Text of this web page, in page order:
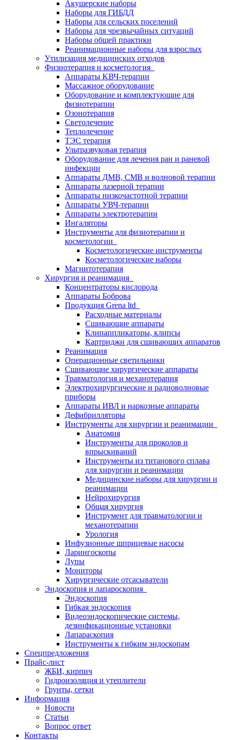
Акушерские наборы
Наборы для ГИБДД
Наборы для сельских поселений
Наборы для чрезвычайных ситуаций
Наборы общей практики
Реанимационные наборы для взрослых
Утилизация медицинских отходов
Физиотерапия и косметология
Аппараты KВЧ-терапии
Массажное оборудование
Оборудование и комплектующие для
физиотерапии
Озонотерапия
Светолечение
Теплолечение
ТЭС терапия
Ультразвуковая терапия
Оборудование для лечения ран и раневой
инфекции
Аппараты ДМВ, СМВ и волновой терапии
Аппараты лазерной терапии
Аппараты низкочастотной терапии
Аппараты УВЧ-терапии
Аппараты электротерапии
Ингаляторы
Инструменты для физиотерапии и
косметологии
Косметологические инструменты
Косметологические наборы
Магнитотерапия
Хирургия и реанимация
Концентраторы кислорода
Аппараты Боброва
Продукция Grena ltd
Расходные материалы
Сшивающие аппараты
Клипаппликаторы, клипсы
Картриджи для сшивающих аппаратов
Реанимация
Операционные светильники
Сшивающие хирургические аппараты
Травматология и механотерапия
Электрохирургические и радиоволновые
приборы
Аппараты ИВЛ и наркозные аппараты
Дефибрилляторы
Инструменты для хирургии и реанимации
Анатомия
Инструменты для проколов и
впрыскиваний
Инструменты из титанового сплава
для хирургии и реанимации
Медицинские наборы для хирургии и
реанимации
Нейрохирургия
Общая хирургия
Инструмент для травматологии и
механотерапии
Урология
Инфузионные шприцевые насосы
Ларингоскопы
Лупы
Мониторы
Хирургические отсасыватели
Эндоскопия и лапароскопия
Эндоскопия
Гибкая эндоскопия
Видеоэндоскопические системы,
дезинфикационные установки
Лапараскопия
Инструменты к гибким эндоскопам
Спецпредложения
Прайс-лист
ЖБИ, кирпич
Гидроизоляция и утеплители
Грунты, сетки
Информация
Новости
Статьи
Вопрос ответ
Контакты